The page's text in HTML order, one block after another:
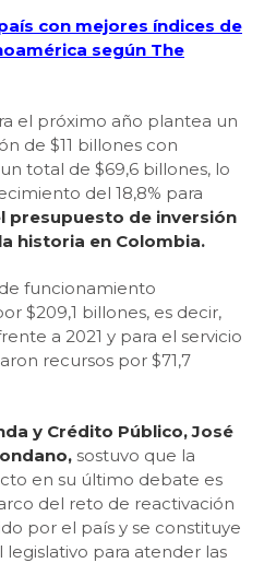
con mejores índices de
según The
el próximo año plantea un
de $11 billones con
total de $69,6 billones, lo
del 18,8% para
presupuesto de inversión
historia en Colombia.
funcionamiento
$209,1 billones, es decir,
a 2021 y para el servicio
recursos por $71,7
y Crédito Público, José
sostuvo que la
en su último debate es
del reto de reactivación
por el país y se constituye
para atender las